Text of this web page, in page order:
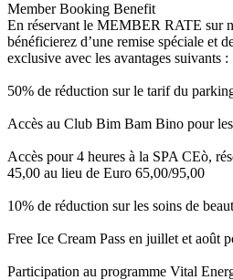
Member Booking Benefit
En réservant le MEMBER RATE sur
bénéficierez d’une remise spéciale et
exclusive avec les avantages suivants :
50% de réduction sur le tarif du
Accès au Club Bim Bam Bino pour
Accès pour 4 heures à la SPA CEò,
45,00 au lieu de Euro 65,00/95,00
10% de réduction sur les soins de
Free Ice Cream Pass en juillet et août
Participation au programme Vital